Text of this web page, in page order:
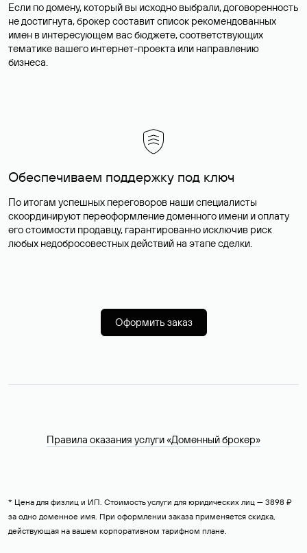
Если по домену, который вы исходно выбрали, договоренность
не достигнута, брокер составит список рекомендованных
имен в интересующем вас бюджете, соответствующих
тематике вашего интернет-проекта или направлению
бизнеса.
Обеспечиваем поддержку под ключ
По итогам успешных переговоров наши специалисты
скоординируют переоформление доменного имени и оплату
его стоимости продавцу, гарантированно исключив риск
любых недобросовестных действий на этапе сделки.
Оформить заказ
Правила оказания услуги «Доменный брокер»
* Цена для физлиц и ИП. Стоимость услуги для юридических лиц — 3898 ₽
за одно доменное имя. При оформлении заказа применяется скидка,
действующая на вашем корпоративном тарифном плане.